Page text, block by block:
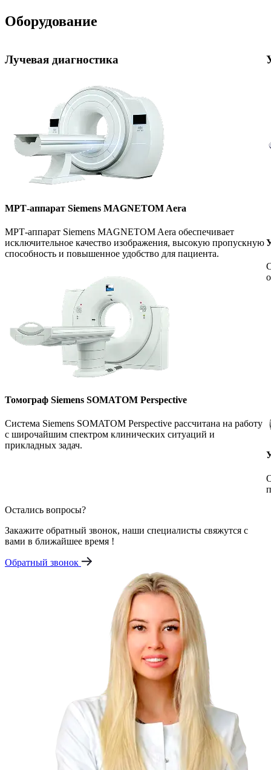
Оборудование
Лучевая диагностика
МРТ-аппарат Siemens MAGNETOM Aera
МРТ-аппарат Siemens MAGNETOM Aera обеспечивает
исключительное качество изображения, высокую пропускную
способность и повышенное удобство для пациента.
Томограф Siemens SOMATOM Perspective
Система Siemens SOMATOM Perspective рассчитана на работу
с широчайшим спектром клинических ситуаций и
прикладных задач.
Остались вопросы?
Закажите обратный звонок, наши специалисты свяжутся с
вами в ближайшее время !
Обратный звонок